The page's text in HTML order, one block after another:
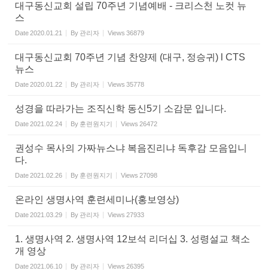
대구동신교회 설립 70주년 기념예배 - 크리스천 노컷 뉴
스
Date 2020.01.21 By 관리자 Views 36879
대구동신교회 70주년 기념 찬양제 (대구, 정승귀) l CTS
뉴스
Date 2020.01.22 By 관리자 Views 35778
성경을 따라가는 조직신학 동신5기 소감문 입니다.
Date 2021.02.24 By 훈련원지기 Views 26472
권성수 목사의 가짜뉴스냐 복음진리냐 독후감 모음입니
다.
Date 2021.02.26 By 훈련원지기 Views 27098
온라인 생명사역 훈련세미나(홍보영상)
Date 2021.03.29 By 관리자 Views 27933
1. 생명사역 2. 생명사역 12보석 리더십 3. 성령설교 책소
개 영상
Date 2021.06.10 By 관리자 Views 26395